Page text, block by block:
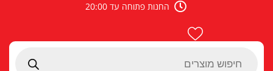
Products
החנות פתוחה עד 20:00